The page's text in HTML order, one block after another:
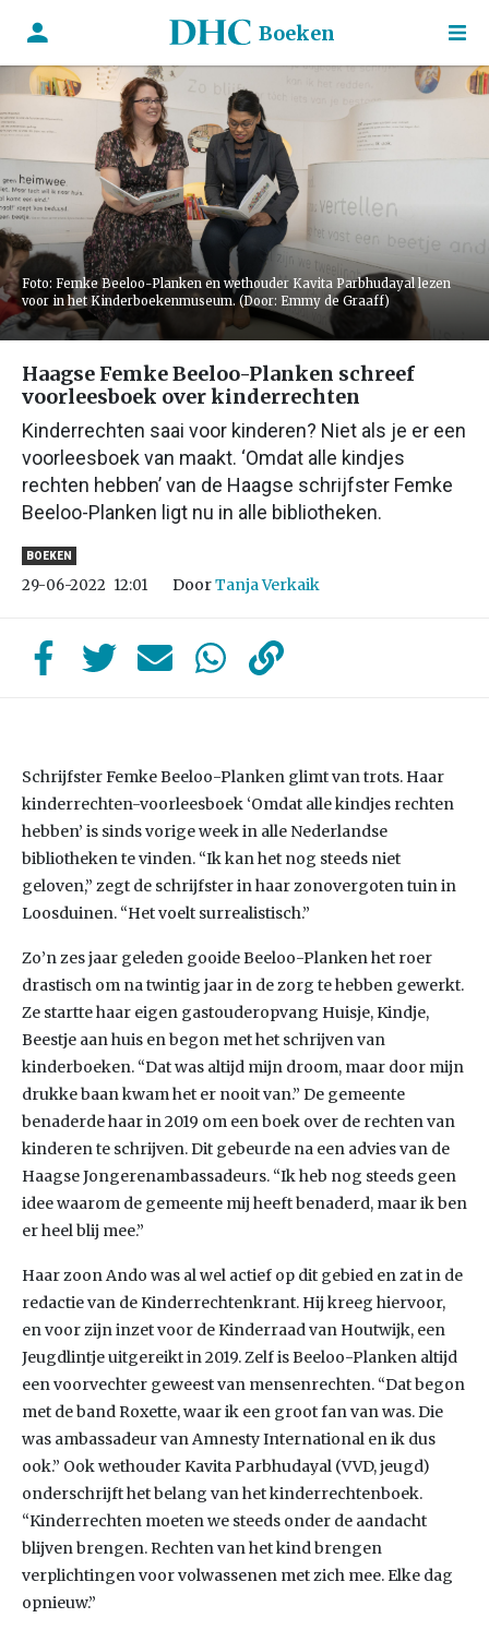
Boeken
Foto: Femke Beeloo-Planken en wethouder Kavita Parbhudayal lezen
voor in het Kinderboekenmuseum. (Door: Emmy de Graaff)
Haagse Femke Beeloo-Planken schreef
voorleesboek over kinderrechten
Kinderrechten saai voor kinderen? Niet als je er een
voorleesboek van maakt. ‘Omdat alle kindjes
rechten hebben’ van de Haagse schrijfster Femke
Beeloo-Planken ligt nu in alle bibliotheken.
BOEKEN
29-06-2022 12:01 DoorTanja Verkaik
Schrijfster Femke Beeloo-Planken glimt van trots. Haar
kinderrechten-voorleesboek ‘Omdat alle kindjes rechten
hebben’ is sinds vorige week in alle Nederlandse
bibliotheken te vinden. “Ik kan het nog steeds niet
geloven,” zegt de schrijfster in haar zonovergoten tuin in
Loosduinen. “Het voelt surrealistisch.”
Zo’n zes jaar geleden gooide Beeloo-Planken het roer
drastisch om na twintig jaar in de zorg te hebben gewerkt.
Ze startte haar eigen gastouderopvang Huisje, Kindje,
Beestje aan huis en begon met het schrijven van
kinderboeken. “Dat was altijd mijn droom, maar door mijn
drukke baan kwam het er nooit van.” De gemeente
benaderde haar in 2019 om een boek over de rechten van
kinderen te schrijven. Dit gebeurde na een advies van de
Haagse Jongerenambassadeurs. “Ik heb nog steeds geen
idee waarom de gemeente mij heeft benaderd, maar ik ben
er heel blij mee.”
Haar zoon Ando was al wel actief op dit gebied en zat in de
redactie van de Kinderrechtenkrant. Hij kreeg hiervoor,
en voor zijn inzet voor de Kinderraad van Houtwijk, een
Jeugdlintje uitgereikt in 2019. Zelf is Beeloo-Planken altijd
een voorvechter geweest van mensenrechten. “Dat begon
met de band Roxette, waar ik een groot fan van was. Die
was ambassadeur van Amnesty International en ik dus
ook.” Ook wethouder Kavita Parbhudayal (VVD, jeugd)
onderschrijft het belang van het kinderrechtenboek.
“Kinderrechten moeten we steeds onder de aandacht
blijven brengen. Rechten van het kind brengen
verplichtingen voor volwassenen met zich mee. Elke dag
opnieuw.”